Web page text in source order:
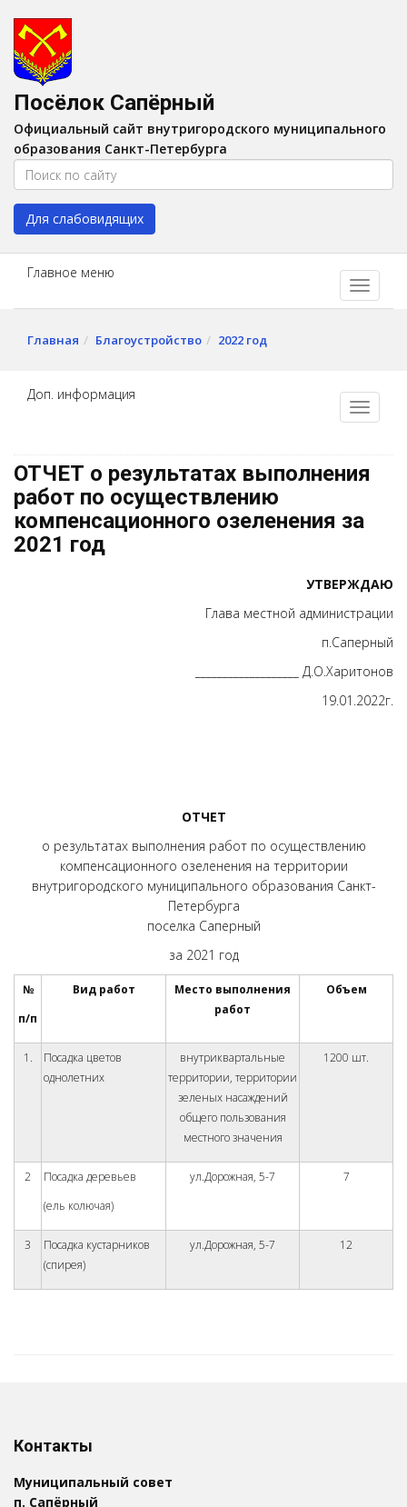
Изображения:
Цвет:A A
Посёлок Сапёрный
Официальный сайт внутригородского муниципального
образования Санкт-Петербурга
Для слабовидящих
Главное меню
Главная Благоустройство 2022 год
Доп. информация
ОТЧЕТ о результатах выполнения
работ по осуществлению
компенсационного озеленения за
2021 год
УТВЕРЖДАЮ
Глава местной администрации
п.Саперный
___________________ Д.О.Харитонов
19.01.2022г.
ОТЧЕТ
о результатах выполнения работ по осуществлению
компенсационного озеленения на территории
внутригородского муниципального образования Санкт-
Петербурга
поселка Саперный
за 2021 год
№
п/п
Вид работ
Место выполнения
работ
Объем
1.
Посадка цветов
однолетних
внутриквартальные
территории, территории
зеленых насаждений
общего пользования
местного значения
1200 шт.
2
Посадка деревьев
(ель колючая)
ул.Дорожная, 5-7 7
3
Посадка кустарников
(спирея)
ул.Дорожная, 5-7 12
Контакты
Муниципальный совет
п. Сапёрный